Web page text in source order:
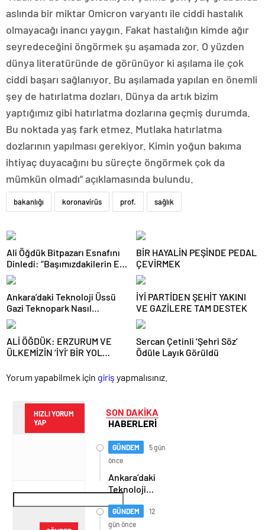
aslında bir miktar Omicron varyantı ile ciddi hastalık
olmayacağı inancı yaygın. Fakat hastalığın kimde ağır
seyredeceğini öngörmek şu aşamada zor. O yüzden
dünya literatüründe de görünüyor ki aşılama ile çok
ciddi başarı sağlanıyor. Bu aşılamada yapılan en önemli
şey de hatırlatma dozları. Dünya da artık bizim
yaptığımız gibi hatırlatma dozlarına geçmiş durumda.
Bu noktada yaş fark etmez. Mutlaka hatırlatma
dozlarının yapılması gerekiyor. Kimin yoğun bakıma
ihtiyaç duyacağını bu süreçte öngörmek çok da
mümkün olmadı” açıklamasında bulundu.
bakanlığı koronavirüs prof. sağlık
Ali Öğdük Bitpazarı Esnafını
Dinledi: “Başımızdakilerin Eli
Her Daim Bizim Cebimizde”
BİR HAYALİN PEŞİNDE PEDAL
ÇEVİRMEK
Ankara’daki Teknoloji Üssü
Gazi Teknopark Nasıl
Büyüyor? Burcu Alkan Bilir
Yeni Hedefleri Anlattı
İYİ PARTİDEN ŞEHİT YAKINI
VE GAZİLERE TAM DESTEK
ALİ ÖĞDÜK: ERZURUM VE
ÜLKEMİZİN ‘İYİ’ BİR YOL
Sercan Çetinli ‘Şehri Söz’
Ödüle Layık Görüldü
Yorum yapabilmek için giriş yapmalısınız.
HIZLI YORUM
YAP
SON DAKİKA
HABERLERİ
GÜNDEM
5 gün
önce
Ankara’daki
Teknoloji
Teknopark
Nasıl
GÜNDEM
12
gün önce